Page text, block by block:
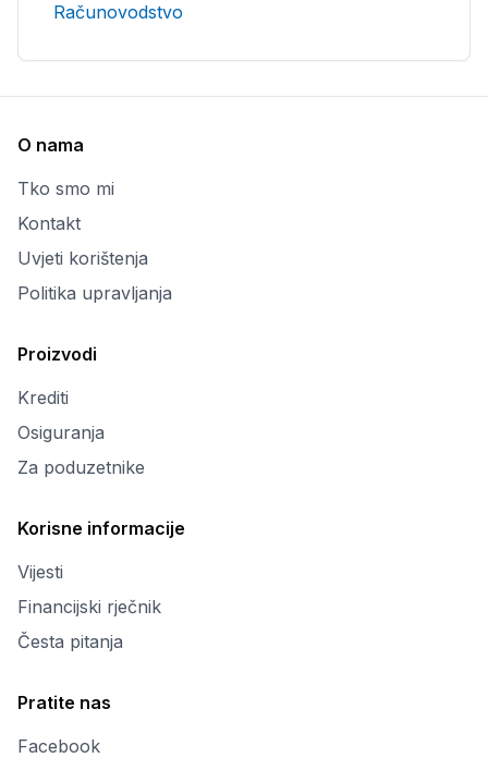
Računovodstvo
O nama
Tko smo mi
Kontakt
Uvjeti korištenja
Politika upravljanja
Proizvodi
Krediti
Osiguranja
Za poduzetnike
Korisne informacije
Vijesti
Financijski rječnik
Česta pitanja
Pratite nas
Facebook